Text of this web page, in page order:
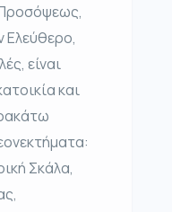
Ελεύθερο,
είναι
και
Σκάλα,